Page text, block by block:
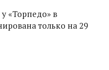
«Торпедо» в
только на 29